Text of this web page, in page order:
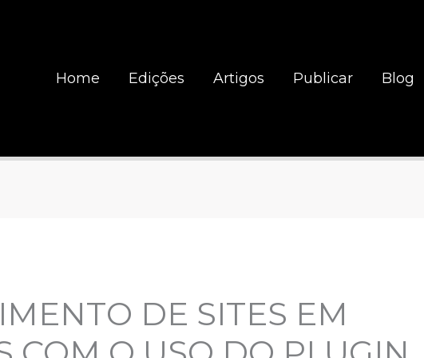
Home Edições Artigos Publicar Blog
DE SITES EM